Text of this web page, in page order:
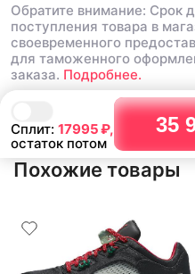
Сплит: 17995₽,
остаток потом
35
Обратите внимание: Срок
поступления товара в
своевременного
для таможенного
заказа. Подробнее.
Похожие товары